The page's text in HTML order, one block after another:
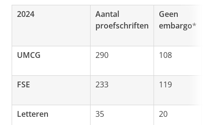
2024
Aantal
proefschriften
Geen
embargo*
UMCG 290 108
FSE 233 119
Letteren 35 20